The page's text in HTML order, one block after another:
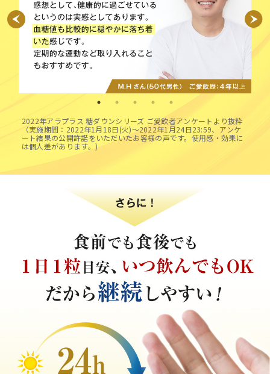
2022年アラプラス 糖ダウンシリーズ ご愛飲者アンケートより抜粋
（実施期間：2022年1月18日(火)～2022年1月24日23:59、アンケ
ート結果の公開許諾をいただいたお客様の声です。使用感・効果に
は個人差があります。)